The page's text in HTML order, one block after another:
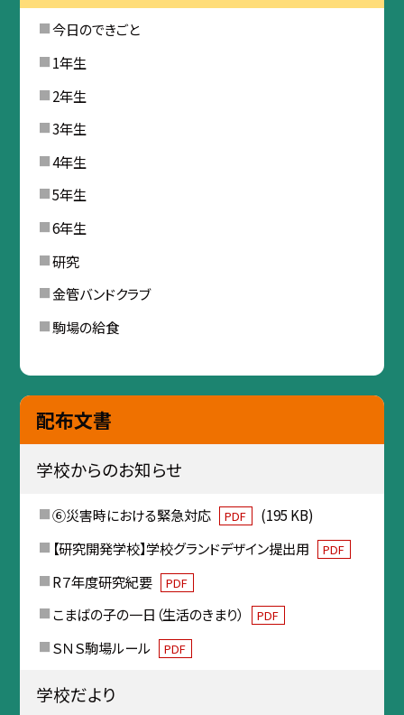
今日のできごと
1年生
2年生
3年生
4年生
5年生
6年生
研究
金管バンドクラブ
駒場の給食
配布文書
学校からのお知らせ
⑥災害時における緊急対応 PDF
(195 KB)
【研究開発学校】学校グランドデザイン提出用
PDF
R７年度研究紀要 PDF
こまばの子の一日（生活のきまり） PDF
ＳＮＳ駒場ルール PDF
学校だより